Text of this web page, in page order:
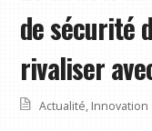
de sécurité
rivaliser
Actualité, Innovation